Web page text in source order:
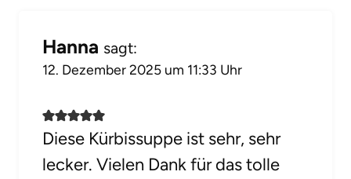
Hanna sagt:
12. Dezember 2025 um 11:33 Uhr
Diese Kürbissuppe ist sehr, sehr
lecker. Vielen Dank für das tolle